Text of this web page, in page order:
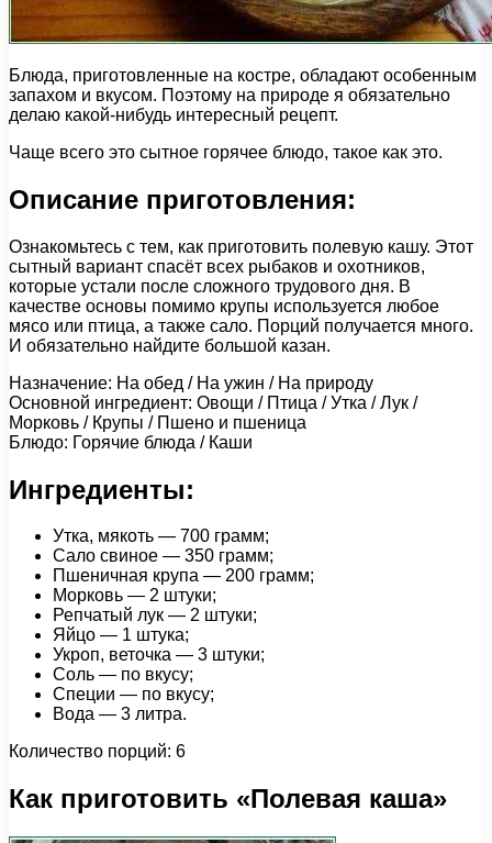
Блюда, приготовленные на костре, обладают особенным
запахом и вкусом. Поэтому на природе я обязательно
делаю какой-нибудь интересный рецепт.
Чаще всего это сытное горячее блюдо, такое как это.
Описание приготовления:
Ознакомьтесь с тем, как приготовить полевую кашу. Этот
сытный вариант спасёт всех рыбаков и охотников,
которые устали после сложного трудового дня. В
качестве основы помимо крупы используется любое
мясо или птица, а также сало. Порций получается много.
И обязательно найдите большой казан.
Назначение: На обед / На ужин / На природу
Основной ингредиент: Овощи / Птица / Утка / Лук /
Морковь / Крупы / Пшено и пшеница
Блюдо: Горячие блюда / Каши
Ингредиенты:
Утка, мякоть — 700 грамм;
Сало свиное — 350 грамм;
Пшеничная крупа — 200 грамм;
Морковь — 2 штуки;
Репчатый лук — 2 штуки;
Яйцо — 1 штука;
Укроп, веточка — 3 штуки;
Соль — по вкусу;
Специи — по вкусу;
Вода — 3 литра.
Количество порций: 6
Как приготовить «Полевая каша»